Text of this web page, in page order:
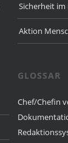
Sicherheit im
Aktion
GLOSSAR
Chef/Chefin